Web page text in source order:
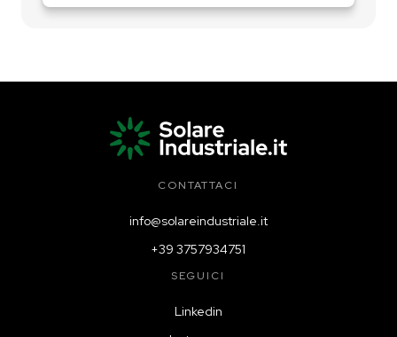
CONTATTACI
info@solareindustriale.it
+39 3757934751
SEGUICI
Linkedin